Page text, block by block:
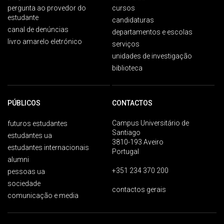
pergunta ao provedor do
estudante
canal de denúncias
livro amarelo eletrónico
cursos
candidaturas
departamentos e escolas
serviços
unidades de investigação
biblioteca
PÚBLICOS
futuros estudantes
estudantes ua
estudantes internacionais
alumni
pessoas ua
sociedade
comunicação e media
CONTACTOS
Campus Universitário de
Santiago
3810-193 Aveiro
Portugal
+351 234 370 200
contactos gerais